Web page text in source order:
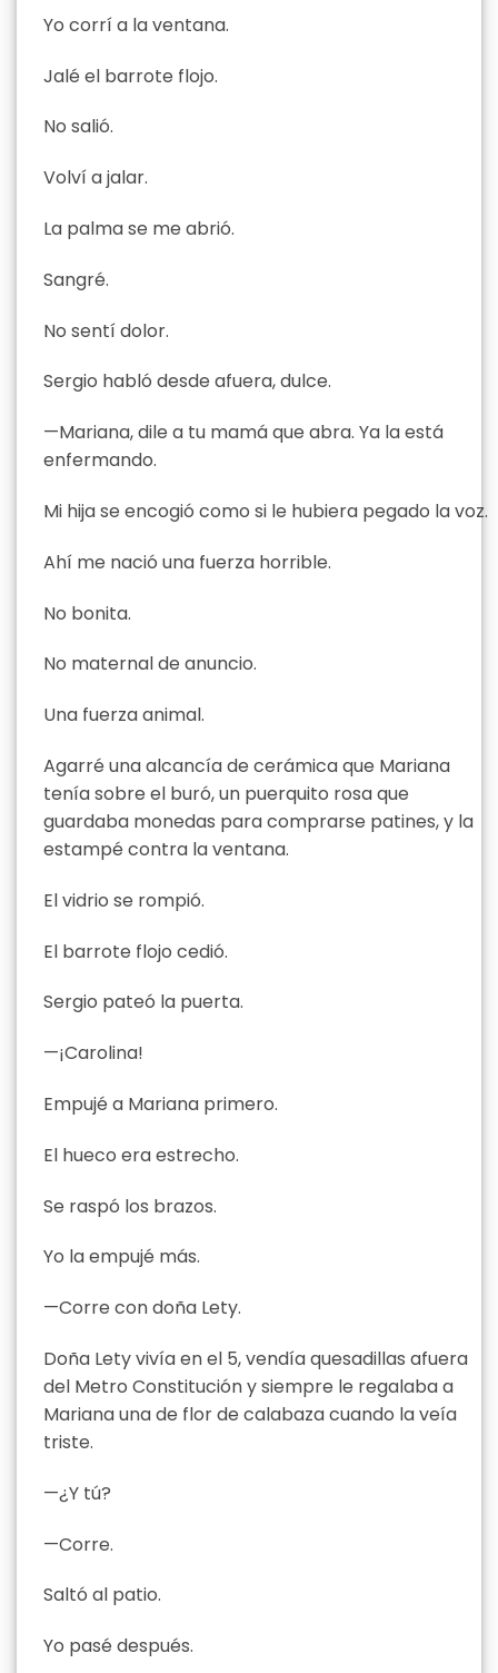
Yo corrí a la ventana.
Jalé el barrote flojo.
No salió.
Volví a jalar.
La palma se me abrió.
Sangré.
No sentí dolor.
Sergio habló desde afuera, dulce.
—Mariana, dile a tu mamá que abra. Ya la está
enfermando.
Mi hija se encogió como si le hubiera pegado la voz.
Ahí me nació una fuerza horrible.
No bonita.
No maternal de anuncio.
Una fuerza animal.
Agarré una alcancía de cerámica que Mariana
tenía sobre el buró, un puerquito rosa que
guardaba monedas para comprarse patines, y la
estampé contra la ventana.
El vidrio se rompió.
El barrote flojo cedió.
Sergio pateó la puerta.
—¡Carolina!
Empujé a Mariana primero.
El hueco era estrecho.
Se raspó los brazos.
Yo la empujé más.
—Corre con doña Lety.
Doña Lety vivía en el 5, vendía quesadillas afuera
del Metro Constitución y siempre le regalaba a
Mariana una de flor de calabaza cuando la veía
triste.
—¿Y tú?
—Corre.
Saltó al patio.
Yo pasé después.